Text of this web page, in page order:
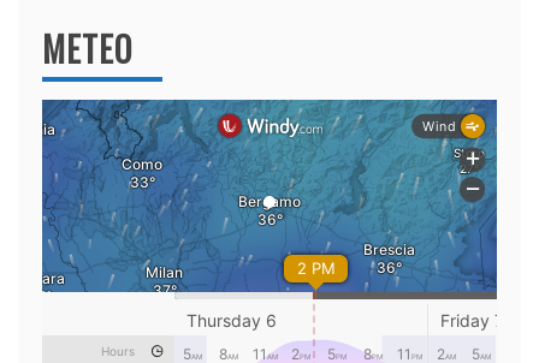
METEO